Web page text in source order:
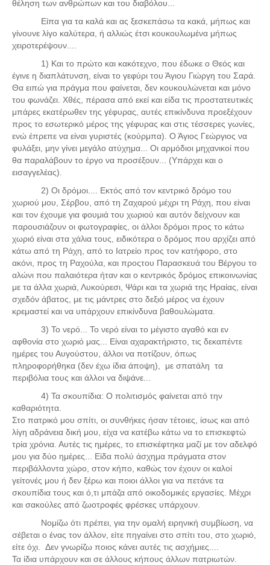
Albums Φωτογραφιών
Παλιές Φωτογραφίες του 1930
Πετρόκτιστα Σπίτια - Εκκλησίες
Πανοραμικές φωτογραφίες
Σύνδεσμοι
θέληση των ανθρώπων και του διαβόλου...
Είπα για τα καλά και ας ξεσκεπάσω τα κακά, μήπως και
γίνουνε λίγο καλύτερα, ή αλλιώς έτσι κουκουλωμένα μήπως
χειροτερέψουν....
1) Και το πρώτο και κακότεχνο, που έδωκε ο Θεός και
έγινε η διαπλάτυνση, είναι το γεφύρι του Άγιου Γιώργη του Σαρά.
Θα ειπώ για πράγμα που φαίνεται, δεν κουκουλώνεται και μόνο
του φωνάζει. Χθές, πέρασα από εκεί και είδα τις προστατευτικές
μπάρες εκατέρωθεν της γέφυρας, αυτές επικίνδυνα προεξέχουν
προς το εσωτερικό μέρος της γέφυρας και στις τέσσερες γωνίες,
ενώ έπρεπε να είναι γυριστές (κούρμπα). Ο Άγιος Γεώργιος να
φυλάξει, μην γίνει μεγάλο ατύχημα... Οι αρμόδιοι μηχανικοί που
θα παραλάβουν το έργο να προσέξουν... (Υπάρχει και ο
εισαγγελέας).
2) Οι δρόμοι.... Εκτός από τον κεντρικό δρόμο του
χωριού μου, Σέρβου, από τη Ζαχαρού μέχρι τη Ράχη, που είναι
και τον έχουμε για φουμιά του χωριού και αυτόν δείχνουν και
παρουσιάζουν οι φωτογραφίες, οι άλλοι δρόμοι προς το κάτω
χωριό είναι στα χάλια τους, ειδικότερα ο δρόμος που αρχίζει από
κάτω από τη Ράχη, από το Ιατρείο προς τον κατήφορο, στο
ακόνι, προς τη Ραχούλα, και προςτου Παρασκευά του Βέργου το
αλώνι που παλαιότερα ήταν και ο κεντρικός δρόμος επικοινωνίας
με τα άλλα χωριά, Λυκούρεσι, Ψάρι και τα χωριά της Ηραίας, είναι
σχεδόν άβατος, με τις μάντρες στο δεξιό μέρος να έχουν
κρεμαστεί και να υπάρχουν επικίνδυνα βαθουλώματα.
3) Το νερό... Το νερό είναι το μέγιστο αγαθό και εν
αφθονία στο χωριό μας... Είναι αχαρακτήριστο, τις δεκαπέντε
ημέρες του Αυγούστου, άλλοι να ποτίζουν, όπως
πληροφορήθηκα (δεν έχω ίδια άποψη), με σπατάλη τα
περιβόλια τους και άλλοι να διψάνε...
4) Τα σκουπίδια: Ο πολιτισμός φαίνεται από την
καθαριότητα.
Στο πατρικό μου σπίτι, οι συνθήκες ήσαν τέτοιες, ίσως και από
λίγη αδράνεια δική μου, είχα να κατέβω κάτω να το επισκεφτώ
τρία χρόνια. Αυτές τις ημέρες, το επισκέφτηκα μαζί με τον αδελφό
μου για δύο ημέρες... Είδα πολύ άσχημα πράγματα στον
περιβάλλοντα χώρο, στον κήπο, καθώς τον έχουν οι καλοί
γείτονές μου ή δεν ξέρω και ποιοι άλλοι για να πετάνε τα
σκουπίδια τους και ό,τι μπάζα από οικοδομικές εργασίες. Μέχρι
και σακούλες από ζωοτροφές φρέσκες υπάρχουν.
Νομίζω ότι πρέπει, για την ομαλή ειρηνική συμβίωση, να
σέβεται ο ένας τον άλλον, είτε πηγαίνει στο σπίτι του, στο χωριό,
είτε όχι. Δεν γνωρίζω ποιος κάνει αυτές τις ασχήμιες....
Τα ίδια υπάρχουν και σε άλλους κήπους άλλων πατριωτών.